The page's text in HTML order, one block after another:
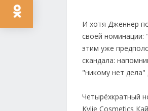
И хотя Дженнер
своей номинации:
этим уже
скандала:
"никому нет
Четырёхкратный
Kylie Cosmetics